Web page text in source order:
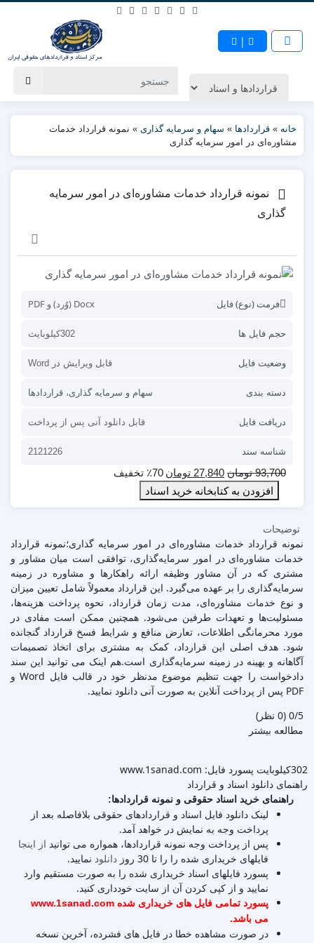
|
خانه » قراردادها » سهام و سرمایه گذاری » نمونه قرارداد خدمات
مشاوره‌ای در امور سرمایه گذاری
نمونه قرارداد خدمات مشاوره‌ای در امور سرمایه
گذاری
فرمت (نوع) فایل Docx (وُرد) و PDF
حجم فایل ها 302کیلوبایت
وضعیت فایل قابل ویرایش در Word
دسته بندی سهام و سرمایه گذاری، قراردادها
دریافت فایل قابل دانلود آنی پس از پرداخت
شناسه سند 2121226
93,700 تومان 27,840 تومان ٪70 تخفیف
افزودن به کتابخانه خرید اسناد
توضیحات
نمونه قرارداد خدمات مشاوره‌ای در امور سرمایه گذاری؛نمونه قرارداد
خدمات مشاوره‌ای در امور سرمایه‌گذاری، توافقی است میان مشاور و
مشتری که در آن مشاور وظیفه ارائه راهکارها و مشاوره در زمینه
سرمایه‌گذاری را بر عهده می‌گیرد. این قرارداد معمولاً شامل تعیین میزان
و نوع خدمات مشاوره‌ای، مدت زمان قرارداد، نحوه پرداخت هزینه‌ها،
مسئولیت‌ها و تعهدات طرفین می‌شود. همچنین ممکن است مفادی در
مورد محرمانگی اطلاعات، تعارض منافع و شرایط فسخ قرارداد گنجانده
شود. هدف اصلی این قرارداد، کمک به مشتری برای اتخاذ تصمیمات
آگاهانه و بهینه در زمینه سرمایه‌گذاری است.هم اینک می توانید این سند
دادخواست را جهت تنظیم موضوع مدنظر خود در قالب فایل Word و
PDF پس از پرداخت آنلاین به صورت آنی دانلود نمایید.
‫0/5 ‫(0 نظر)
مطالعه بیشتر
302کیلوبایت
پسورد فایل: www.1sanad.com
راهنمای دانلود اسناد و قرارداد
راهنمای خرید اسناد حقوقی و نمونه قراردادها:
لینک دانلود فایل اسناد و قراردادهای حقوقی بلافاصله بعد از
پرداخت وجه به نمایش در خواهد آمد.
پس از پرداخت وجه نمونه قراردادها، همواره می توانید از اینجا
فایلهای خریداری شده را را تا 30 روز
دانلود نمایید.
پسورد فایلهای اسناد خریداری شده را به صورت مستقیم وارد
نمایید و از کپی کردن آن از سایت خودداری کنید.
پسورد تمامی فایل های خریداری شده www.1sanad.com
می باشد.
در صورت مشاهده خطا در فایل های فشرده، آخرین نسخه